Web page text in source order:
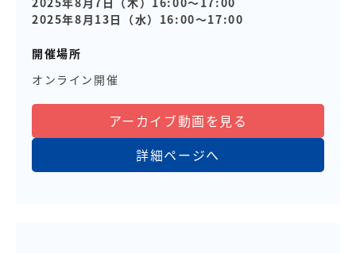
2025年8月13日（水）16:00～17:00
開催場所
オンライン開催
アーカイブ動画を見る
詳細ページへ